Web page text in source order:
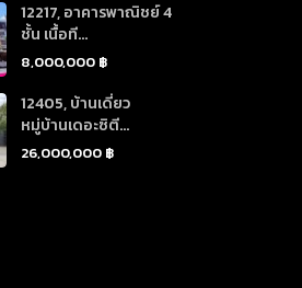
12217, อาคารพาณิชย์ 4
ชั้น เนื้อที...
8,000,000 ฿
12405, บ้านเดี่ยว
หมู่บ้านเดอะซิตี...
26,000,000 ฿